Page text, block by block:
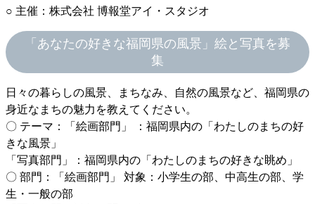
○ 主催：株式会社 博報堂アイ・スタジオ
「あなたの好きな福岡県の風景」絵と写真を募
集
日々の暮らしの風景、まちなみ、自然の風景など、福岡県の
身近なまちの魅力を教えてください。
〇 テーマ：「絵画部門」 ：福岡県内の「わたしのまちの好
きな風景」
「写真部門」：福岡県内の「わたしのまちの好きな眺め」
〇 部門：「絵画部門」 対象：小学生の部、中高生の部、学
生・一般の部